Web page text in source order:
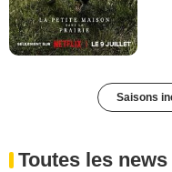
Saisons
Toutes les